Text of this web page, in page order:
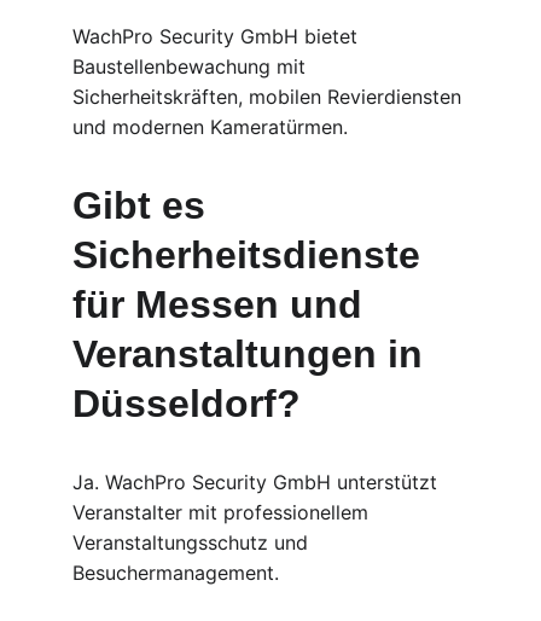
WachPro Security GmbH bietet
Baustellenbewachung mit
Sicherheitskräften, mobilen Revierdiensten
und modernen Kameratürmen.
Gibt es
Sicherheitsdienste
für Messen und
Veranstaltungen in
Düsseldorf?
Ja. WachPro Security GmbH unterstützt
Veranstalter mit professionellem
Veranstaltungsschutz und
Besuchermanagement.